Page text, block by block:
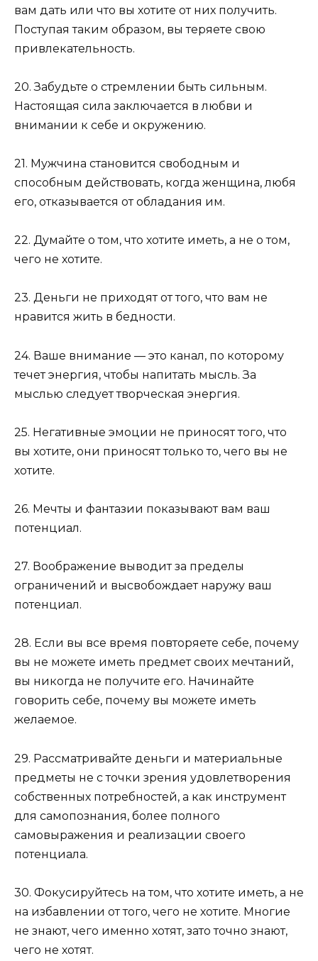
вам дать или что вы хотите от них получить.
Поступая таким образом, вы теряете свою
привлекательность.
20. Забудьте о стремлении быть сильным.
Настоящая сила заключается в любви и
внимании к себе и окружению.
21. Мужчина становится свободным и
способным действовать, когда женщина, любя
его, отказывается от обладания им.
22. Думайте о том, что хотите иметь, а не о том,
чего не хотите.
23. Деньги не приходят от того, что вам не
нравится жить в бедности.
24. Ваше внимание — это канал, по которому
течет энергия, чтобы напитать мысль. За
мыслью следует творческая энергия.
25. Негативные эмоции не приносят того, что
вы хотите, они приносят только то, чего вы не
хотите.
26. Мечты и фантазии показывают вам ваш
потенциал.
27. Воображение выводит за пределы
ограничений и высвобождает наружу ваш
потенциал.
28. Если вы все время повторяете себе, почему
вы не можете иметь предмет своих мечтаний,
вы никогда не получите его. Начинайте
говорить себе, почему вы можете иметь
желаемое.
29. Рассматривайте деньги и материальные
предметы не с точки зрения удовлетворения
собственных потребностей, а как инструмент
для самопознания, более полного
самовыражения и реализации своего
потенциала.
30. Фокусируйтесь на том, что хотите иметь, а не
на избавлении от того, чего не хотите. Многие
не знают, чего именно хотят, зато точно знают,
чего не хотят.